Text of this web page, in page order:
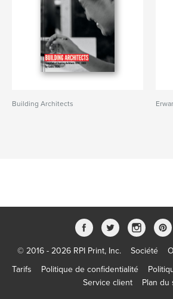
Building Architects
© 2016 - 2026 RPI Print, Inc. Société
Tarifs
Politique de confidentialité
Service client
Plan du